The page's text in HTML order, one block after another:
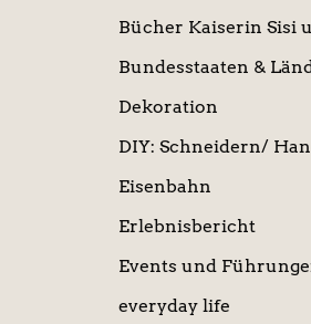
Bücher Kaiserin Sisi
Bundesstaaten &
Dekoration
DIY: Schneidern/
Eisenbahn
Erlebnisbericht
Events und
everyday life